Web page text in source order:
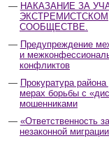
НАКАЗАНИЕ ЗА
ЭКСТРЕМИСТСКОМ
СООБЩЕСТВЕ.
Предупреждение
и
конфликтов
Прокуратура
мерах борьбы с
мошенниками
«Ответственность
незаконной